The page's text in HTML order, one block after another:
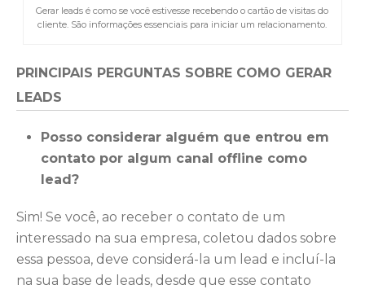
Gerar leads é como se você estivesse recebendo o cartão de visitas do
cliente. São informações essenciais para iniciar um relacionamento.
PRINCIPAIS PERGUNTAS SOBRE COMO GERAR
LEADS
Posso considerar alguém que entrou em
contato por algum canal offline como
lead?
Sim! Se você, ao receber o contato de um
interessado na sua empresa, coletou dados sobre
essa pessoa, deve considerá-la um lead e incluí-la
na sua base de leads, desde que esse contato